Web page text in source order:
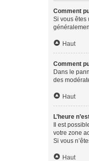
Comment
Si vous êtes
Haut
Comment
Dans le
des
Haut
L’heure
Il est
votre zone
Si vous
Haut